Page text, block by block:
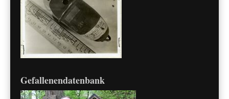
Gefallenendatenbank